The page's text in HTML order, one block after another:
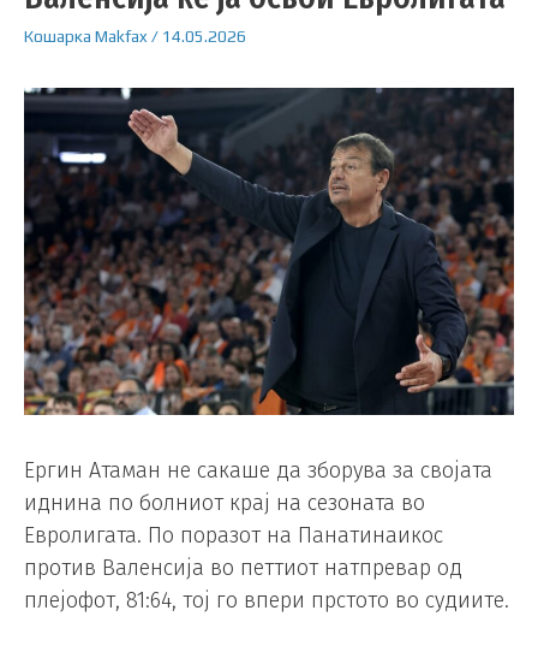
Кошарка Makfax/ 14.05.2026
Ергин Атаман не сакаше да зборува за својата
иднина по болниот крај на сезоната во
Евролигата. По поразот на Панатинаикос
против Валенсија во петтиот натпревар од
плејофот, 81:64, тој го впери прстото во судиите.